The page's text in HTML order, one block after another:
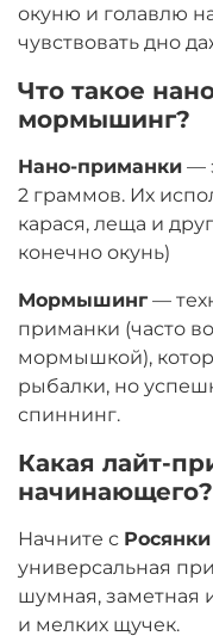
окуню и голавлю
чувствовать дно
Что такое
мормышинг?
Нано-приманки —
2 граммов. Их
карася, леща и
конечно окунь)
Мормышинг —
приманки (часто
мормышкой),
рыбалки, но
спиннинг.
Какая лайт-
начинающего?
Начните с
универсальная
шумная, заметная
и мелких щучек.